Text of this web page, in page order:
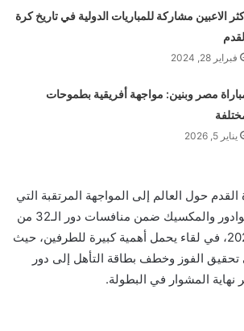
الاعبين مشاركة للمباريات الدولية في تاريخ كرة
فبراير 28, 2024
مصر وبنين: مواجهة أفريقية بطموحات
يناير 5, 2026
حول العالم إلى المواجهة المرتقبة التي
تجمع بين منتخبي الإكوادور والمكسيك ضمن منافسات دور الـ32 من
بطولة كأس العالم 2026، في لقاء يحمل أهمية كبيرة للطرفين، حيث
الفوز وخطف بطاقة التأهل إلى دور